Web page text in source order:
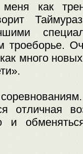
как
троеборье.
много
отличная
и